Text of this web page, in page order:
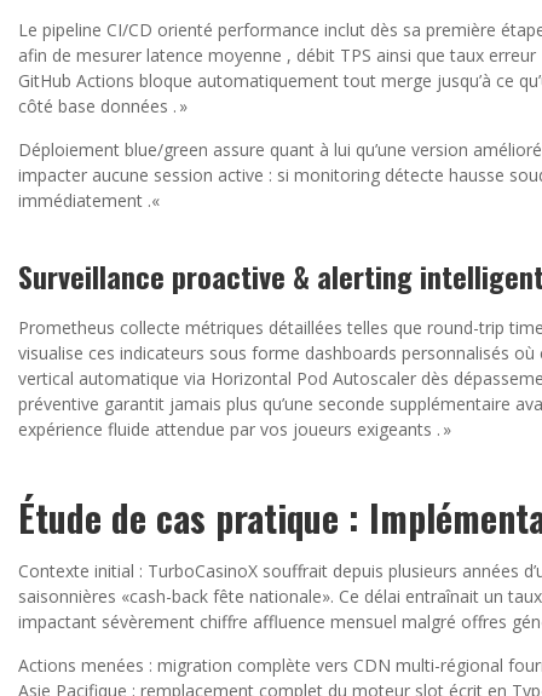
Le pipeline CI/CD orienté performance inclut dès sa première
afin de mesurer latence moyenne , débit TPS ainsi que taux
GitHub Actions bloque automatiquement tout merge jusqu’à ce
côté base données . »
Déploiement blue/green assure quant à lui qu’une version
impacter aucune session active : si monitoring détecte hausse
immédiatement .«
Surveillance proactive & alerting
Prometheus collecte métriques détaillées telles que round-trip
visualise ces indicateurs sous forme dashboards personnalisés
vertical automatique via Horizontal Pod Autoscaler dès
préventive garantit jamais plus qu’une seconde supplémentaire
expérience fluide attendue par vos joueurs exigeants . »
Étude de cas pratique :
Contexte initial : TurboCasinoX souffrait depuis plusieurs années
saisonnières «cash-back fête nationale». Ce délai entraînait un
impactant sévèrement chiffre affluence mensuel malgré offres
Actions menées : migration complète vers CDN multi-régional
Asie Pacifique ; remplacement complet du moteur slot écrit en